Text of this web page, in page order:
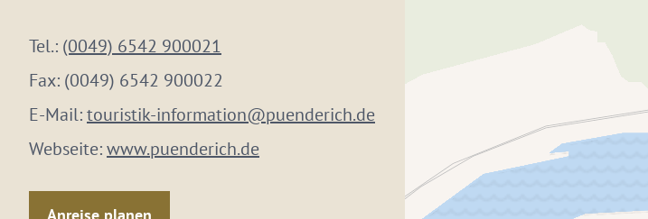
Tel.: (0049) 6542 900021
Fax: (0049) 6542 900022
E-Mail:touristik-information@puenderich.de
Webseite:www.puenderich.de
Anreise planen